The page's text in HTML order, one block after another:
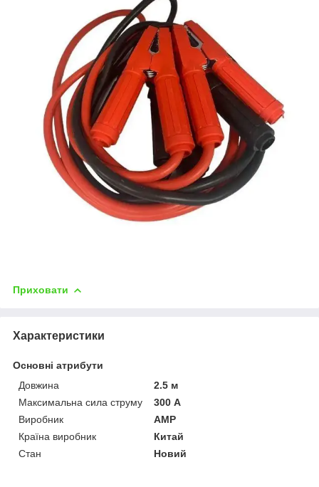
Приховати
Характеристики
Основні атрибути
Довжина
2.5 м
Максимальна сила струму
300 А
Виробник
AMP
Країна виробник
Китай
Стан
Новий